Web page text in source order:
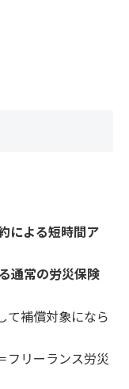
による短時間ア
通常の労災保険
て補償対象になら
フリーランス労災